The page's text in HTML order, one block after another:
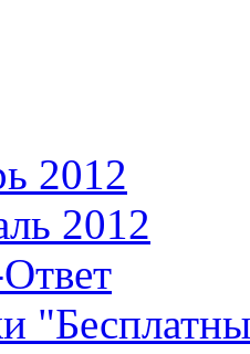
2012
2012